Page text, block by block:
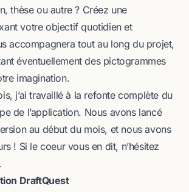
thèse ou autre ? Créez une
votre objectif quotidien et
accompagnera tout au long du projet,
éventuellement des pictogrammes
imagination.
j’ai travaillé à la refonte complète du
de l’application. Nous avons lancé
au début du mois, et nous avons
! Si le coeur vous en dit, n’hésitez
DraftQuest